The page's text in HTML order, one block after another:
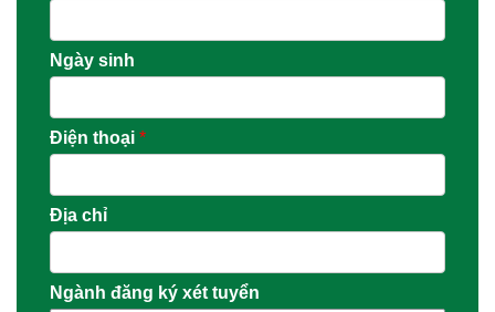
Ngày sinh
Điện thoại *
Địa chỉ
Ngành đăng ký xét tuyển